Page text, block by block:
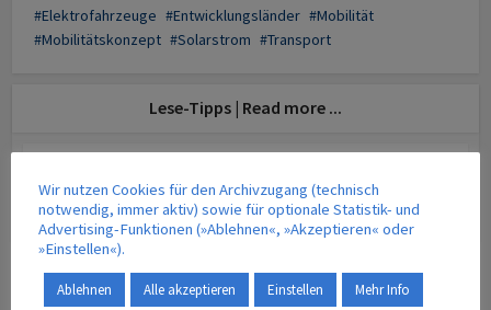
Elektrofahrzeuge Entwicklungsländer
Mobilität
Mobilitätskonzept
Solarstrom Transport
Lese-Tipps | Read more ...
KIT wertet 1600 Testfahrten in Mannheim und
Friedrichshafen aus
9. April 2026
TERMINE | VERANSTALTUNGEN
Wir nutzen Cookies für den Archivzugang (technisch
notwendig, immer aktiv) sowie für optionale Statistik- und
Advertising-Funktionen (»Ablehnen«, »Akzeptieren« oder
»Einstellen«).
Ablehnen Alle akzeptieren Einstellen Mehr Info